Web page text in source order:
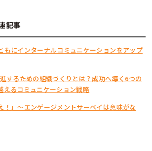
記事
もにインターナルコミュニケーションをアップ
するための組織づくりとは？成功へ導く6つの
えるコミュニケーション戦略
！」～エンゲージメントサーベイは意味がな